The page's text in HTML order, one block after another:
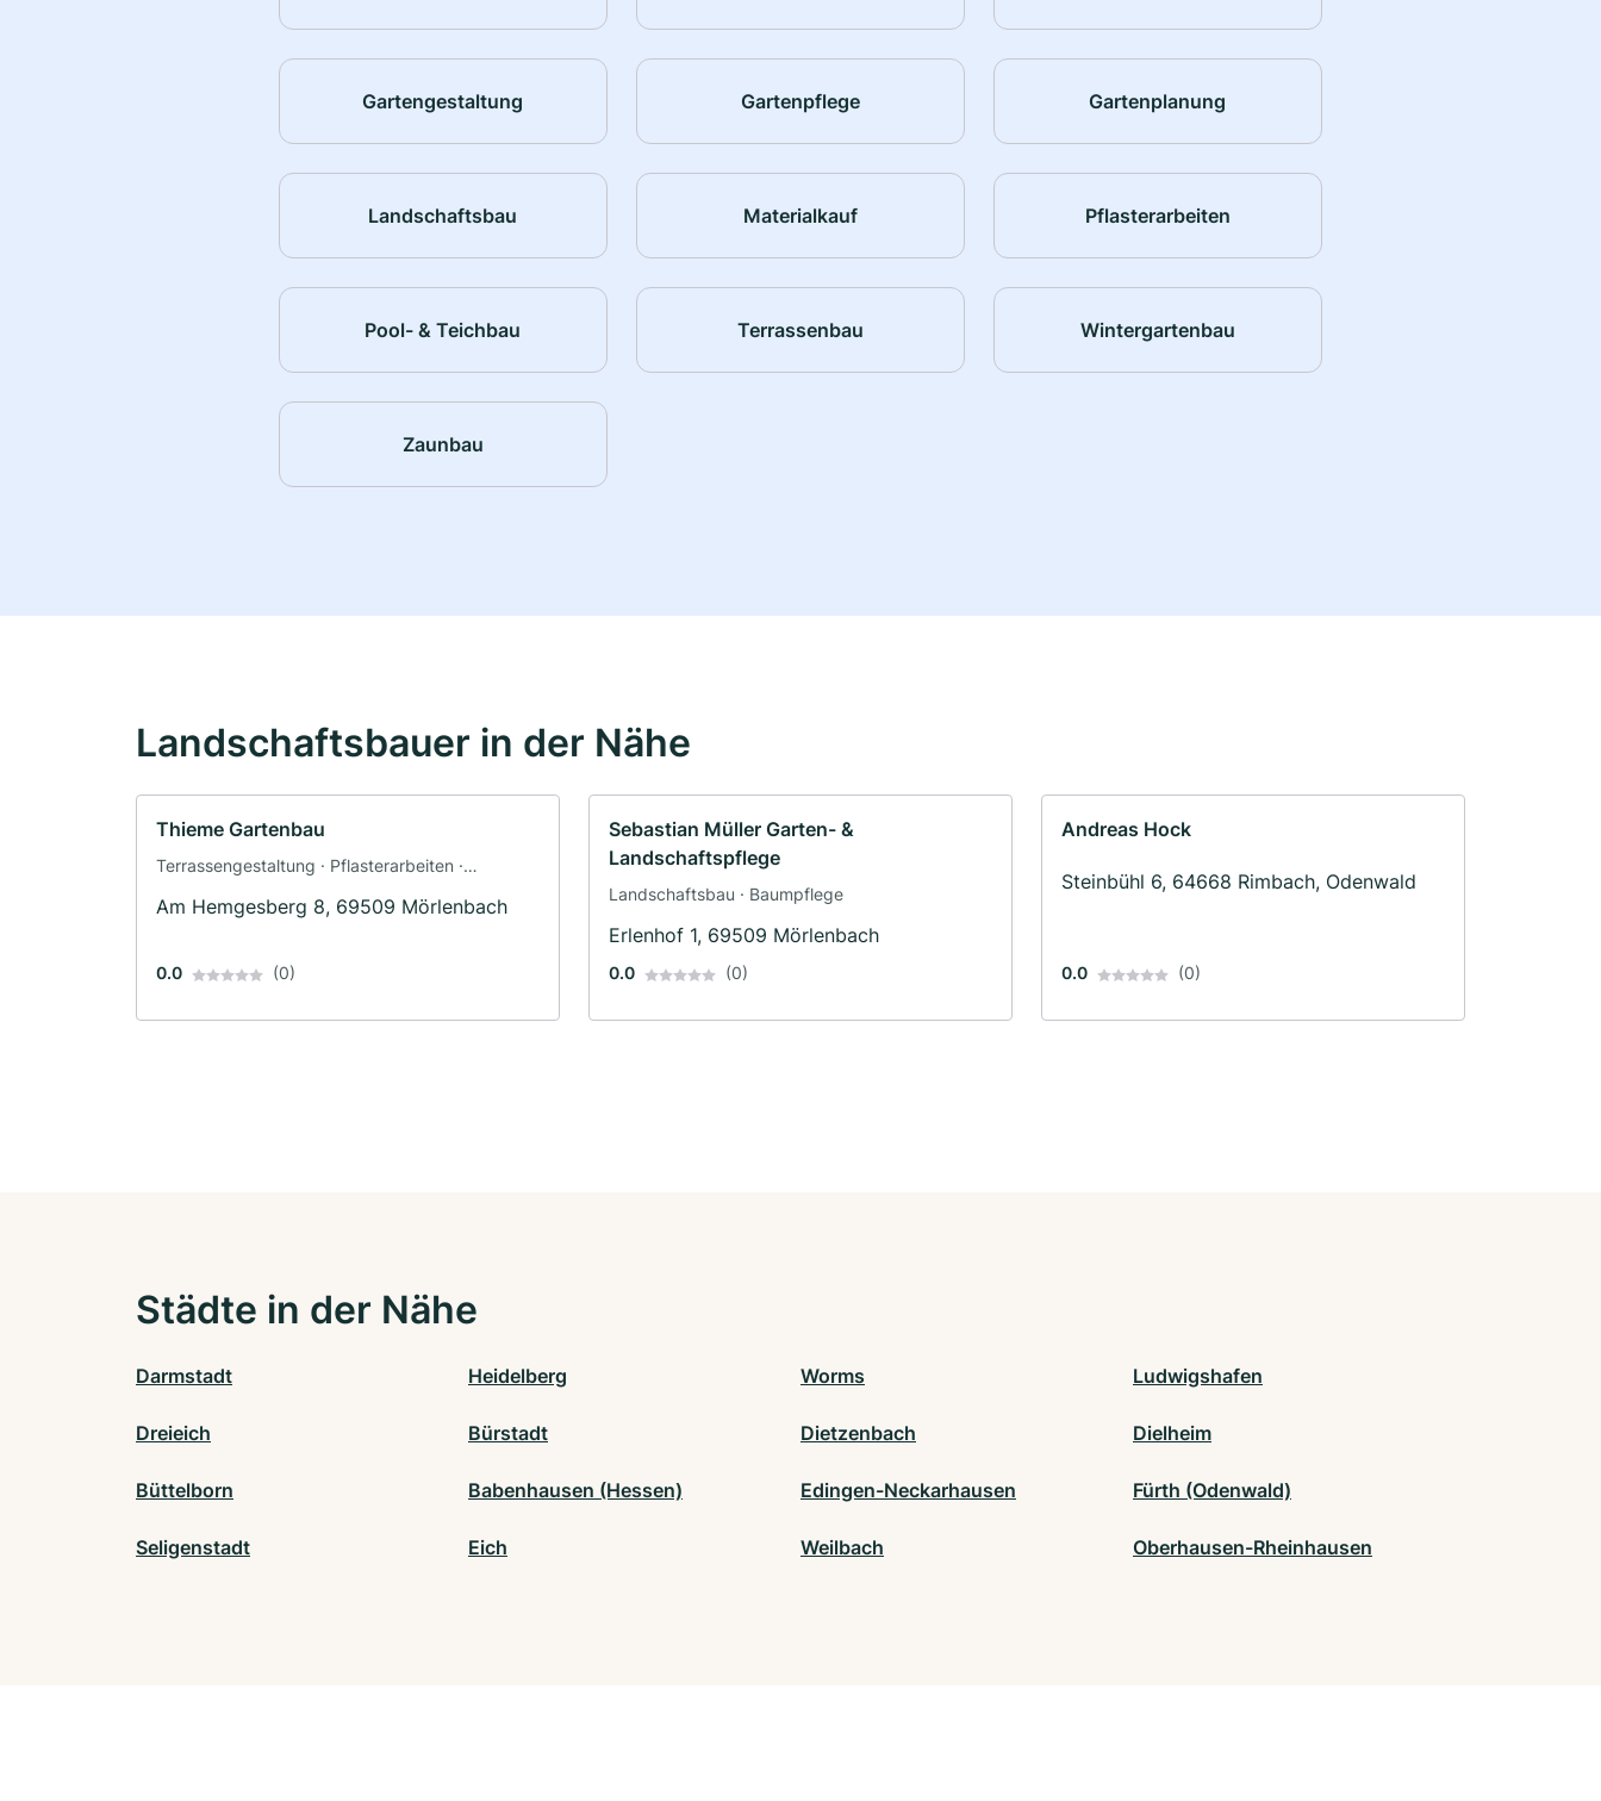
Gartengestaltung Gartenpflege Gartenplanung
Landschaftsbau Materialkauf Pflasterarbeiten
Pool- & Teichbau Terrassenbau Wintergartenbau
Zaunbau
Landschaftsbauer in der Nähe
Thieme Gartenbau
Terrassengestaltung · Pflasterarbeiten ·
Am Hemgesberg 8, 69509 Mörlenbach
0.0 (0)
Sebastian Müller Garten- &
Landschaftspflege
Landschaftsbau · Baumpflege
Erlenhof 1, 69509 Mörlenbach
0.0 (0)
Andreas Hock
Steinbühl 6, 64668 Rimbach, Odenwald
0.0 (0)
Städte in der Nähe
Darmstadt Heidelberg Worms Ludwigshafen
Dreieich Bürstadt Dietzenbach Dielheim
Büttelborn Babenhausen (Hessen) Edingen-Neckarhausen Fürth (Odenwald)
Seligenstadt Eich Weilbach Oberhausen-Rheinhausen